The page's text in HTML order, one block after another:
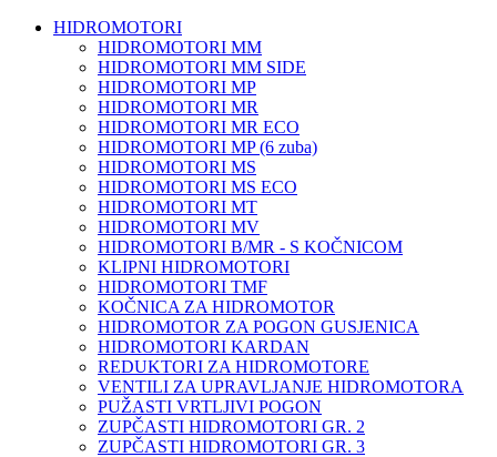
HIDROMOTORI
HIDROMOTORI MM
HIDROMOTORI MM SIDE
HIDROMOTORI MP
HIDROMOTORI MR
HIDROMOTORI MR ECO
HIDROMOTORI MP (6 zuba)
HIDROMOTORI MS
HIDROMOTORI MS ECO
HIDROMOTORI MT
HIDROMOTORI MV
HIDROMOTORI B/MR - S KOČNICOM
KLIPNI HIDROMOTORI
HIDROMOTORI TMF
KOČNICA ZA HIDROMOTOR
HIDROMOTOR ZA POGON GUSJENICA
HIDROMOTORI KARDAN
REDUKTORI ZA HIDROMOTORE
VENTILI ZA UPRAVLJANJE HIDROMOTORA
PUŽASTI VRTLJIVI POGON
ZUPČASTI HIDROMOTORI GR. 2
ZUPČASTI HIDROMOTORI GR. 3